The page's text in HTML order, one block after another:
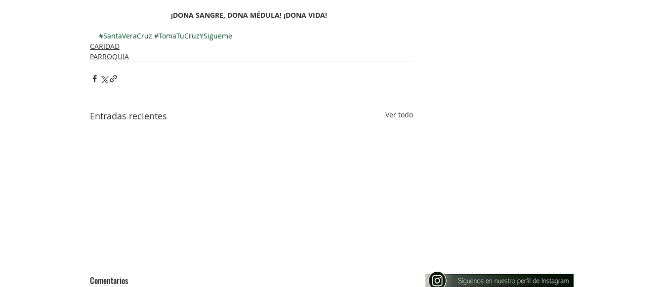
¡DONA SANGRE, DONA MÉDULA! ¡DONA VIDA!⠀
#SantaVeraCruz #TomaTuCruzYSigueme
CARIDAD
PARROQUIA
Entradas recientes Ver todo
Comentarios